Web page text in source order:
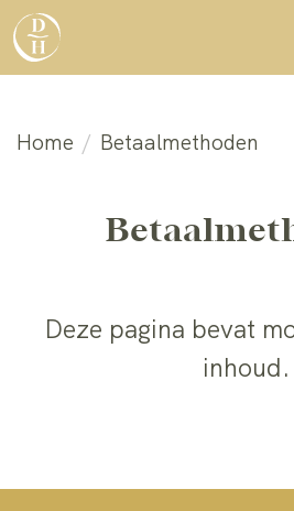
Home / Betaalmethoden
Deze pagina bevat
inhoud.